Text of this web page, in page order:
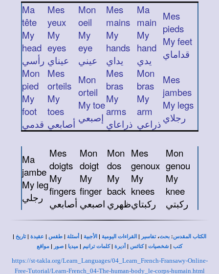
Ma
tête
My
head
رأسي
Mes
yeux
My
eyes
عيناي
Mon
oeil
My
eye
عيني
Mes
mains
My
hands
يداي
Ma
main
My
hand
يدي
Mes
pieds
My feet
قداماي
Mon
pied
My
foot
قدمي
Mes
orteils
My
toes
أصابعي
Mon
orteil
My toe
إصبعي
Mes
bras
My
arms
ذراعاي
Mon
bras
My
arm
ذراعي
Mes
jambes
My legs
رجلاي
Ma
jambe
My leg
رجلي
Mes
doigts
My
fingers
أصابعي
Mon
doigt
My
finger
اصبعي
Mon
dos
My
back
ظهري
Mes
genoux
My
knees
ركبتاي
Mon
genou
My
knee
ركبتي
الكتاب المقدس: بحث،تفاسير | القراءات اليومية | الأجبية | أسئلة | طقس | عقيدة |تاريخ |
كتب | شخصيات |كنائس | أديرة |كلمات ترانيم | ميديا | صور | مواقع
https://st-takla.org/Learn_Languages/04_Learn_French-Fransawy-Online-
Free-Tutorial/Learn-French_04-The-human-body_le-corps-humain.html